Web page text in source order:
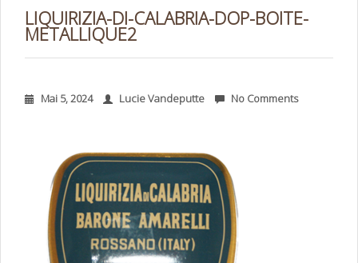
LIQUIRIZIA-DI-CALABRIA-DOP-BOITE-
METALLIQUE2
Mai 5, 2024 Lucie Vandeputte No Comments